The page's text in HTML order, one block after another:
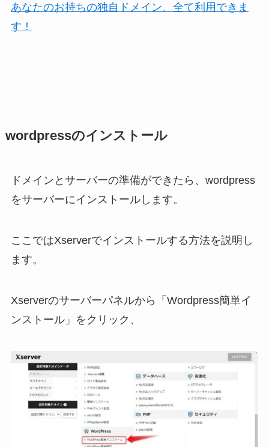
あなたのお持ちの独自ドメイン、全て利用できま
す！
wordpressのインストール
ドメインとサーバーの準備ができたら、wordpress
をサーバーにインストールします。
ここではXserverでインストールする方法を説明し
ます。
Xserverのサーバーパネルから「Wordpress簡単イ
ンストール」をクリック、